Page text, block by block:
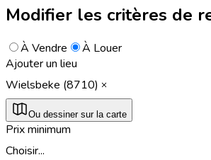
Modifier les critères de
À Vendre
À Louer
Ajouter un lieu
Wielsbeke (8710)
Ou dessiner sur la carte
Prix minimum
Choisir...